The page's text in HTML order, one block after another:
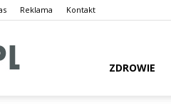
Reklama Kontakt
ZDROWIE